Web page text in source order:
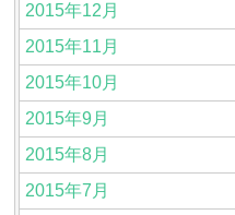
2015年12月
2015年11月
2015年10月
2015年9月
2015年8月
2015年7月